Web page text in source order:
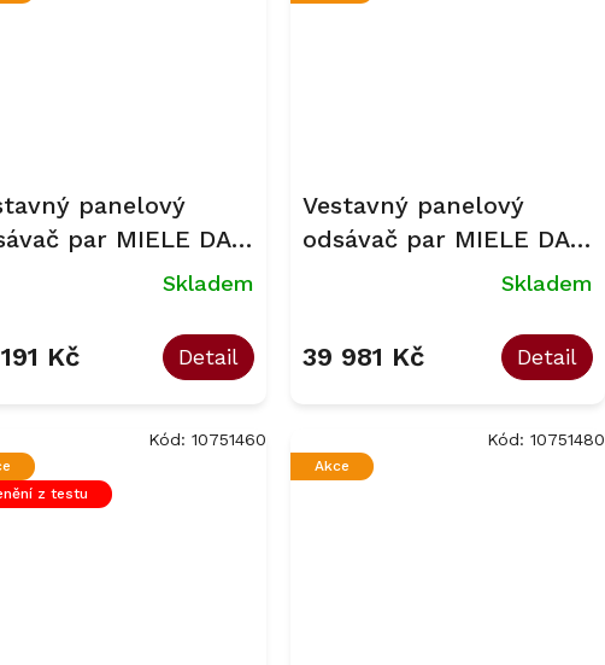
panelový
par MIELE DAS
Skladem
Kč Detail
Vestavný panelový
odsávač par MIELE DAS
Skladem
39 981 Kč Detail
z testu
Kód: 10751460
Akce
Kód: 10751480